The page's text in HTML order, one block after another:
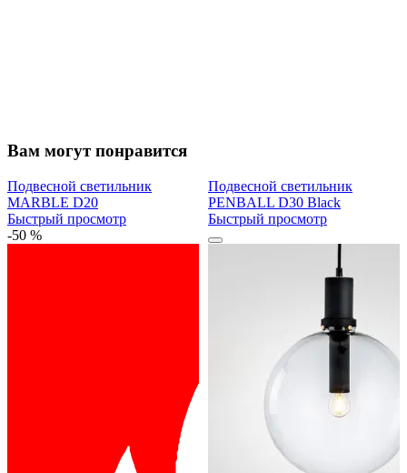
Вам могут понравится
Подвесной светильник
MARBLE D20
Быстрый просмотр
-50 %
Подвесной светильник
PENBALL D30 Black
Быстрый просмотр